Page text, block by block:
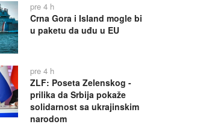
pre 4 h
Crna Gora i Island mogle bi
u paketu da uđu u EU
pre 4 h
ZLF: Poseta Zelenskog -
prilika da Srbija pokaže
solidarnost sa ukrajinskim
narodom